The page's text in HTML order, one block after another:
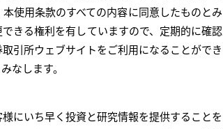
使用条款のすべての内容に同意したものとみ
きる権利を有していますので、定期的に確認
引所ウェブサイトをご利用になることができ
なします。
にいち早く投資と研究情報を提供することを